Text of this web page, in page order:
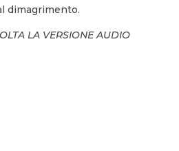
dimagrimento.
LA VERSIONE AUDIO